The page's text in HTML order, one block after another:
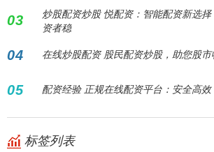
03
炒股配资炒股 悦配资：智能配资新选
资者稳
04 在线炒股配资 股民配资炒股，助您股市
05 配资经验 正规在线配资平台：安全
标签列表